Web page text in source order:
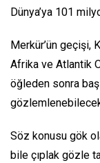
Dünya’ya 101
Merkür’ün geçişi,
Afrika ve Atlantik
öğleden sonra
Söz konusu gök
bile çıplak gözle